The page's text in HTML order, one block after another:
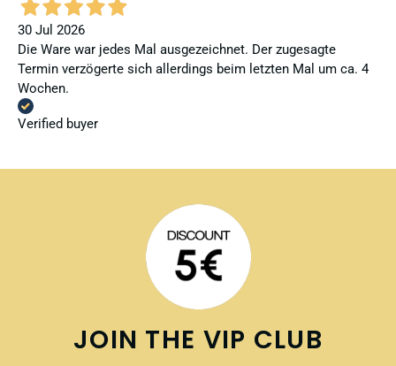
30 Jul 2026
Die Ware war jedes Mal ausgezeichnet. Der zugesagte
Termin verzögerte sich allerdings beim letzten Mal um ca. 4
Wochen.
Verified buyer
JOIN THE VIP CLUB